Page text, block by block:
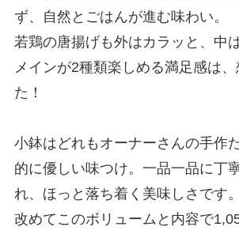
ず、自然とごはんが進む味わい。
若鶏の唐揚げも外はカラッと、中
メインが2種類楽しめる満足感は
た！
小鉢はどれもオーナーさんの手作
的に優しい味つけ。一品一品に丁
れ、ほっと落ち着く美味しさです。
改めてこのボリュームと内容で